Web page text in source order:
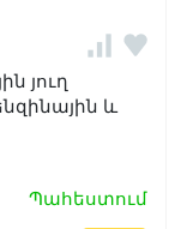
յուղ
և
Պահեստում